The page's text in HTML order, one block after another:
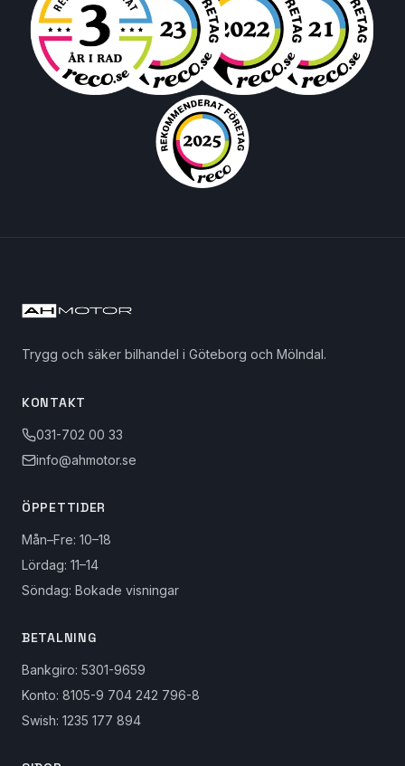
Trygg och säker bilhandel i Göteborg och Mölndal.
KONTAKT
031-702 00 33
info@ahmotor.se
ÖPPETTIDER
Mån–Fre: 10–18
Lördag: 11–14
Söndag: Bokade visningar
BETALNING
Bankgiro: 5301-9659
Konto: 8105-9 704 242 796-8
Swish: 1235 177 894